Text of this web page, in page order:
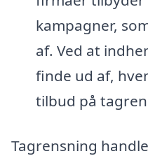
kampagner,
af. Ved at
finde ud af,
tilbud på
Tagrensning